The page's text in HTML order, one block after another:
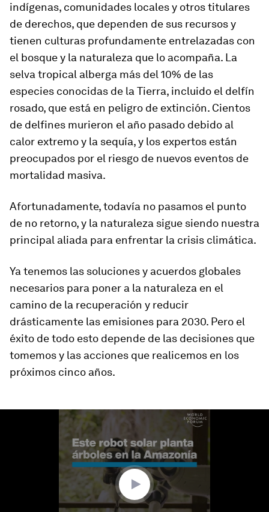
indígenas, comunidades locales y otros titulares
de derechos, que dependen de sus recursos y
tienen culturas profundamente entrelazadas con
el bosque y la naturaleza que lo acompaña. La
selva tropical alberga más del 10% de las
especies conocidas de la Tierra, incluido el delfín
rosado, que está en peligro de extinción. Cientos
de delfines murieron el año pasado debido al
calor extremo y la sequía, y los expertos están
preocupados por el riesgo de nuevos eventos de
mortalidad masiva.
Afortunadamente, todavía no pasamos el punto
de no retorno, y la naturaleza sigue siendo nuestra
principal aliada para enfrentar la crisis climática.
Ya tenemos las soluciones y acuerdos globales
necesarios para poner a la naturaleza en el
camino de la recuperación y reducir
drásticamente las emisiones para 2030. Pero el
éxito de todo esto depende de las decisiones que
tomemos y las acciones que realicemos en los
próximos cinco años.